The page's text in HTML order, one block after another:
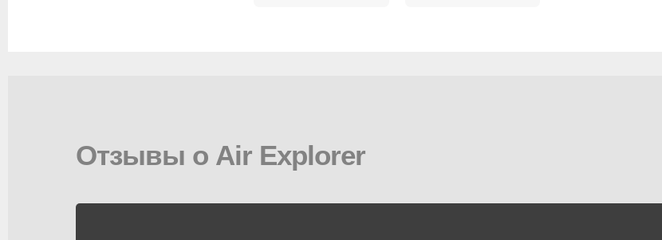
Отзывы о Air Explorer